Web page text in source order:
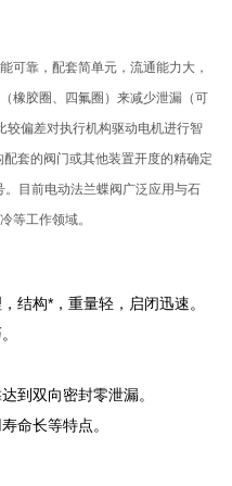
可靠，配套简单元，流通能力大，
橡胶圈、四氟圈）来减少泄漏（可
较偏差对执行机构驱动电机进行智
套的阀门或其他装置开度的精确定
目前电动法兰蝶阀广泛应用与石
等工作领域。
结构*，重量轻，启闭迅速。
到双向密封零泄漏。
命长等特点。